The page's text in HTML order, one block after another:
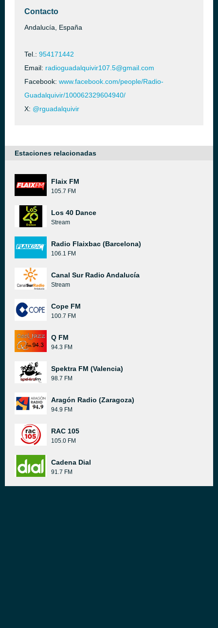
Contacto
Andalucía, España
Tel.: 954171442
Email: radioguadalquivir107.5@gmail.com
Facebook: www.facebook.com/people/Radio-
Guadalquivir/100062329604940/
X: @rguadalquivir
Estaciones relacionadas
Flaix FM
105.7 FM
Los 40 Dance
Stream
Radio Flaixbac (Barcelona)
106.1 FM
Canal Sur Radio Andalucía
Stream
Cope FM
100.7 FM
Q FM
94.3 FM
Spektra FM (Valencia)
98.7 FM
Aragón Radio (Zaragoza)
94.9 FM
RAC 105
105.0 FM
Cadena Dial
91.7 FM